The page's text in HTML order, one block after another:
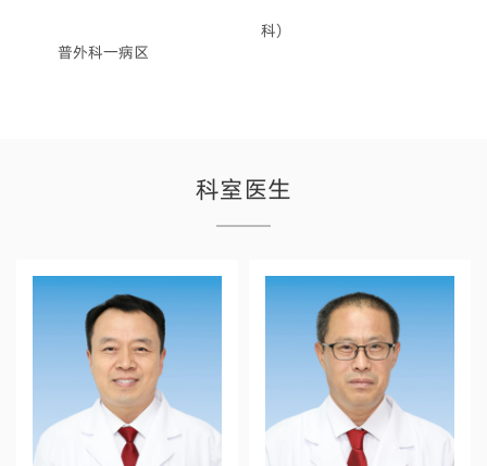
科）
普外科一病区
科室医生